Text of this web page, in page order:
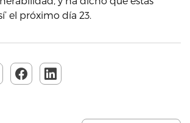
el próximo día 23.